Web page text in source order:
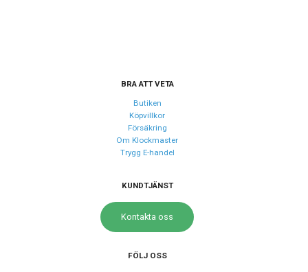
Vit
Fyrkantig
Rosé
Rostfritt stål
Guld, Silver
BRA ATT VETA
Butiken
Köpvillkor
Försäkring
Om Klockmaster
Trygg E-handel
KUNDTJÄNST
Kontakta oss
FÖLJ OSS